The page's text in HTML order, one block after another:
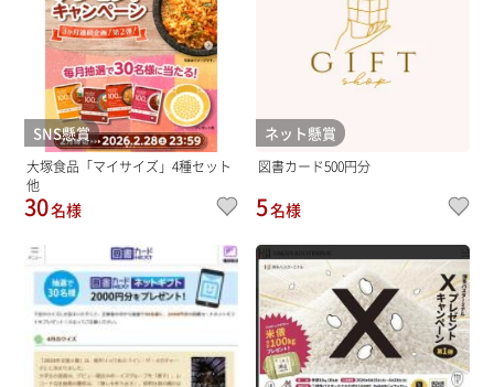
SNS懸賞
大塚食品「マイサイズ」4種セット
他
30名様
ネット懸賞
図書カード500円分
5名様